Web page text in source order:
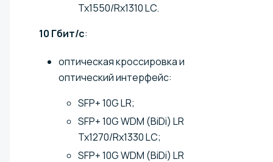
Tx1550/Rx1310 LC.
10 Гбит/с:
оптическая кроссировка и
оптический интерфейс:
SFP+ 10G LR;
SFP+ 10G WDM (BiDi) LR
Tx1270/Rx1330 LC;
SFP+ 10G WDM (BiDi) LR